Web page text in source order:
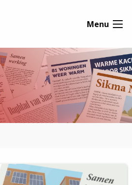
Menu